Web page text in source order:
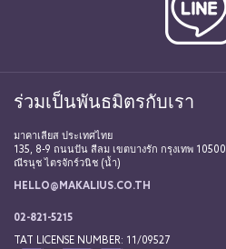
ร่วมเป็นพันธมิตรกับเรา
มาคาเลียส ประเทศไทย
135, 8-9 ถนนปัน สีลม เขตบางรัก กรุงเทพ 10500
ณีรนุช ไตรจักร์วนิช (น้ำ)
HELLO@MAKALIUS.CO.TH
02-821-5215
TAT LICENSE NUMBER: 11/09527